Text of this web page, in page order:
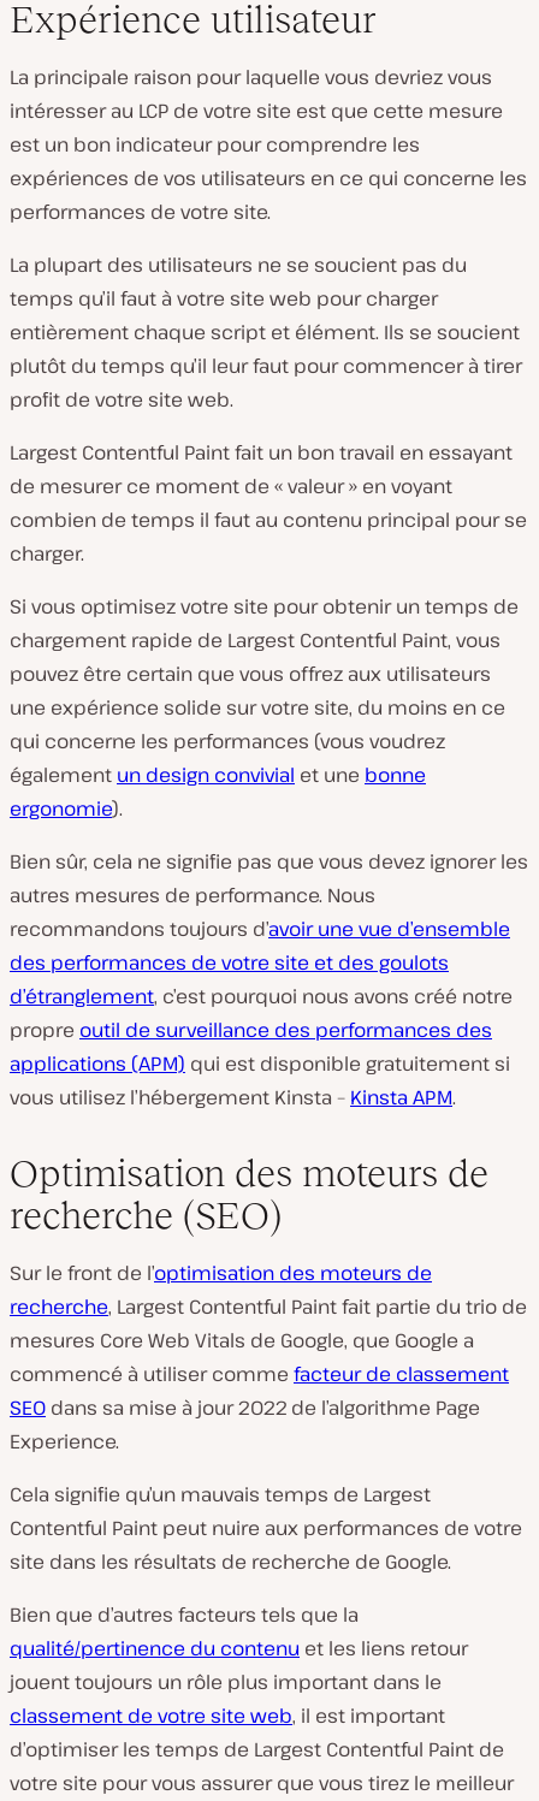
Expérience utilisateur
La principale raison pour laquelle vous devriez vous
intéresser au LCP de votre site est que cette mesure
est un bon indicateur pour comprendre les
expériences de vos utilisateurs en ce qui concerne les
performances de votre site.
La plupart des utilisateurs ne se soucient pas du
temps qu’il faut à votre site web pour charger
entièrement chaque script et élément. Ils se soucient
plutôt du temps qu’il leur faut pour commencer à tirer
profit de votre site web.
Largest Contentful Paint fait un bon travail en essayant
de mesurer ce moment de « valeur » en voyant
combien de temps il faut au contenu principal pour se
charger.
Si vous optimisez votre site pour obtenir un temps de
chargement rapide de Largest Contentful Paint, vous
pouvez être certain que vous offrez aux utilisateurs
une expérience solide sur votre site, du moins en ce
qui concerne les performances (vous voudrez
également un design convivial et une bonne
ergonomie).
Bien sûr, cela ne signifie pas que vous devez ignorer les
autres mesures de performance. Nous
recommandons toujours d’avoir une vue d’ensemble
des performances de votre site et des goulots
d’étranglement, c’est pourquoi nous avons créé notre
propre outil de surveillance des performances des
applications (APM) qui est disponible gratuitement si
vous utilisez l’hébergement Kinsta – Kinsta APM.
Optimisation des moteurs de
recherche (SEO)
Sur le front de l’optimisation des moteurs de
recherche, Largest Contentful Paint fait partie du trio de
mesures Core Web Vitals de Google, que Google a
commencé à utiliser comme facteur de classement
SEO dans sa mise à jour 2022 de l’algorithme Page
Experience.
Cela signifie qu’un mauvais temps de Largest
Contentful Paint peut nuire aux performances de votre
site dans les résultats de recherche de Google.
Bien que d’autres facteurs tels que la
qualité/pertinence du contenu et les liens retour
jouent toujours un rôle plus important dans le
classement de votre site web, il est important
d’optimiser les temps de Largest Contentful Paint de
votre site pour vous assurer que vous tirez le meilleur